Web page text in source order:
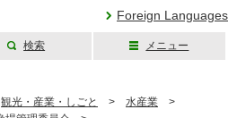
Foreign Languages
検索 メニュー
観光・産業・しごと > 水産業 >